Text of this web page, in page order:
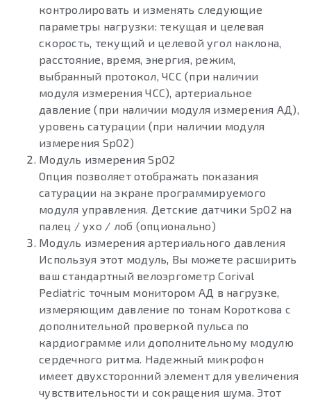
контролировать и изменять следующие
параметры нагрузки: текущая и целевая
скорость, текущий и целевой угол наклона,
расстояние, время, энергия, режим,
выбранный протокол, ЧСС (при наличии
модуля измерения ЧСС), артериальное
давление (при наличии модуля измерения АД),
уровень сатурации (при наличии модуля
измерения SpO2)
Модуль измерения SpO2
Опция позволяет отображать показания
сатурации на экране программируемого
модуля управления. Детские датчики SpO2 на
палец / ухо / лоб (опционально)
Модуль измерения артериального давления
Используя этот модуль, Вы можете расширить
ваш стандартный велоэргометр Corival
Pediatric точным монитором АД в нагрузке,
измеряющим давление по тонам Короткова с
дополнительной проверкой пульса по
кардиограмме или дополнительному модулю
сердечного ритма. Надежный микрофон
имеет двухсторонний элемент для увеличения
чувствительности и сокращения шума. Этот